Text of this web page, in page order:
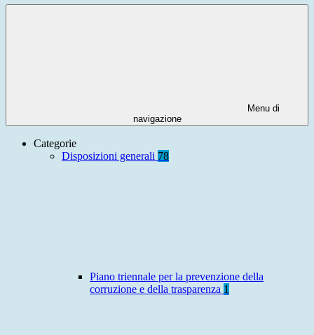
Menu di
navigazione
Categorie
Disposizioni generali 78
Piano triennale per la prevenzione della
corruzione e della trasparenza 1